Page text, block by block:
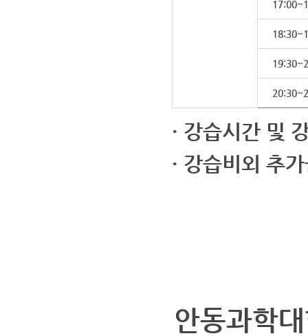
· 강습시간 및
· 강습비외 추
안동과학